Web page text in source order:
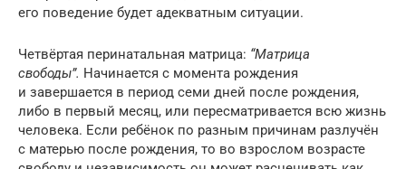
его поведение будет адекватным ситуации.
Четвёртая перинатальная матрица: “Матрица
свободы”. Начинается с момента рождения
и завершается в период семи дней после рождения,
либо в первый месяц, или пересматривается всю жизнь
человека. Если ребёнок по разным причинам разлучён
с матерью после рождения, то во взрослом возрасте